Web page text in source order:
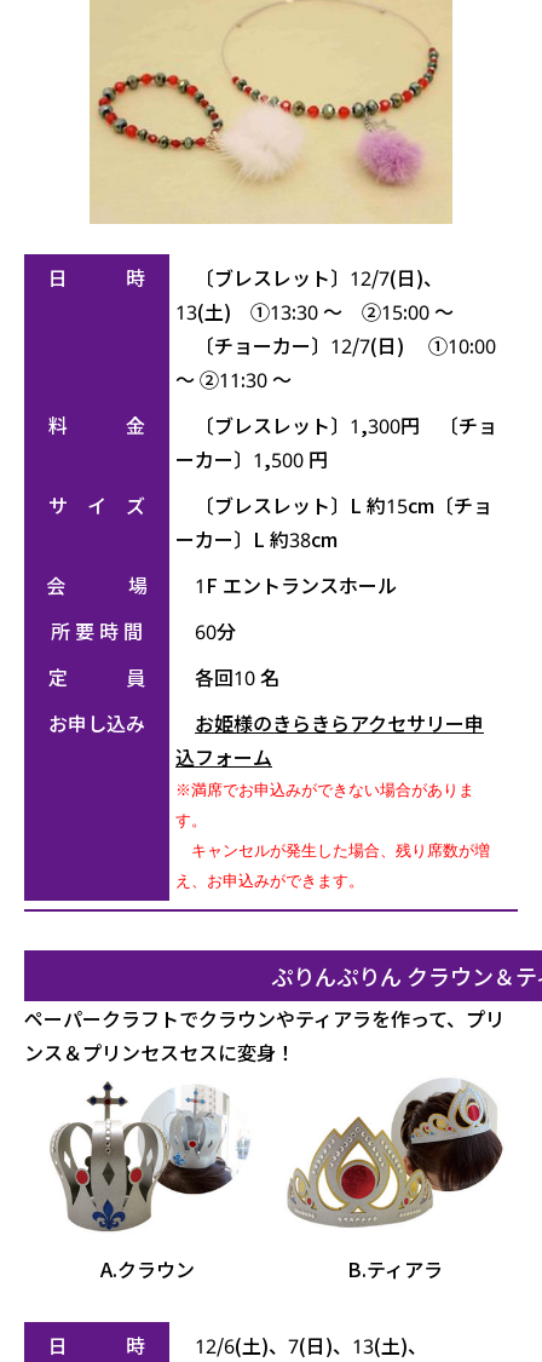
日 時
〔ブレスレット〕12/7(日)、
13(土) ①13:30 ～ ②15:00 ～
〔チョーカー〕12/7(日) ①10:00
～ ②11:30 ～
料 金
〔ブレスレット〕1,300円 〔チョ
ーカー〕1,500 円
サ イ ズ
〔ブレスレット〕L 約15cm〔チョ
ーカー〕L 約38cm
会 場
1F エントランスホール
所 要 時 間
60分
定 員
各回10 名
お申し込み
お姫様のきらきらアクセサリー申
込フォーム
※満席でお申込みができない場合がありま
す。
キャンセルが発生した場合、残り席数が増
え、お申込みができます。
ぷりんぷりん クラウン＆
ペーパークラフトでクラウンやティアラを作って、プリ
ンス＆プリンセスセスに変身！
A.クラウン B.ティアラ
日 時
12/6(土)、7(日)、13(土)、